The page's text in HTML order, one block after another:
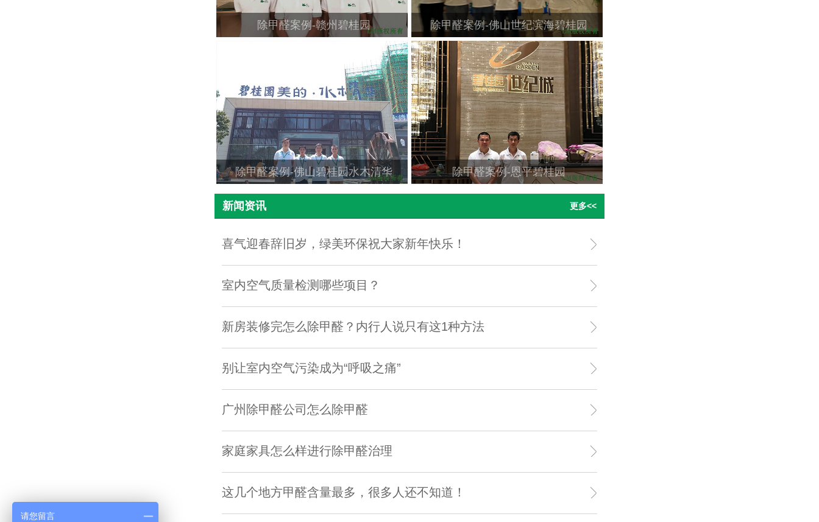
除甲醛案例-赣州碧桂园 除甲醛案例-佛山世纪滨海碧桂园
除甲醛案例-佛山碧桂园水木清华 除甲醛案例-恩平碧桂园
新闻资讯 更多<<
喜气迎春辞旧岁，绿美环保祝大家新年快乐！
室内空气质量检测哪些项目？
新房装修完怎么除甲醛？内行人说只有这1种方法
别让室内空气污染成为“呼吸之痛”
广州除甲醛公司怎么除甲醛
家庭家具怎么样进行除甲醛治理
这几个地方甲醛含量最多，很多人还不知道！
请您留言